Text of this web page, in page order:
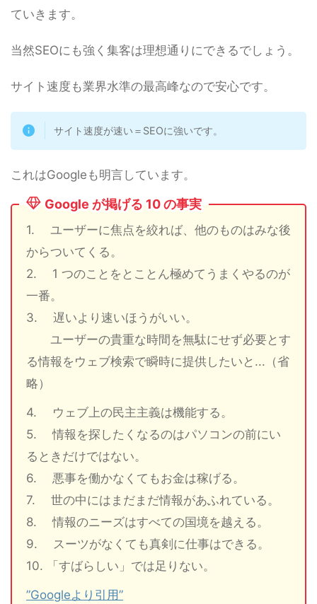
ていきます。
当然SEOにも強く集客は理想通りにできるでしょう。
サイト速度も業界水準の最高峰なので安心です。
サイト速度が速い＝SEOに強いです。
これはGoogleも明言しています。
Google が掲げる 10 の事実
1. ユーザーに焦点を絞れば、他のものはみな後
からついてくる。
2. 1 つのことをとことん極めてうまくやるのが
一番。
3. 遅いより速いほうがいい。
ユーザーの貴重な時間を無駄にせず必要とす
る情報をウェブ検索で瞬時に提供したいと...（省
略）
4. ウェブ上の民主主義は機能する。
5. 情報を探したくなるのはパソコンの前にい
るときだけではない。
6. 悪事を働かなくてもお金は稼げる。
7. 世の中にはまだまだ情報があふれている。
8. 情報のニーズはすべての国境を越える。
9. スーツがなくても真剣に仕事はできる。
10. 「すばらしい」では足りない。
”Googleより引用”